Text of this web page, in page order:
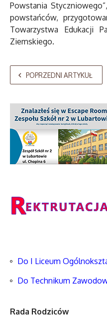
Powstania
powstańców,
Towarzystwa Edukacji
Ziemskiego.
POPRZEDNI ARTYKUŁ
Do I Liceum
Do Technikum
Rada Rodziców